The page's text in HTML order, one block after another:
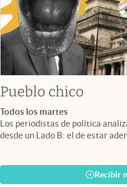
Pueblo chico
Todos los martes
Los periodistas de política
desde un Lado B: el de estar
Recibir